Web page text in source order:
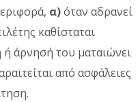
α)όταν αδρανεί
καθίσταται
ή άρνησή του ματαιώνει
από ασφάλειες